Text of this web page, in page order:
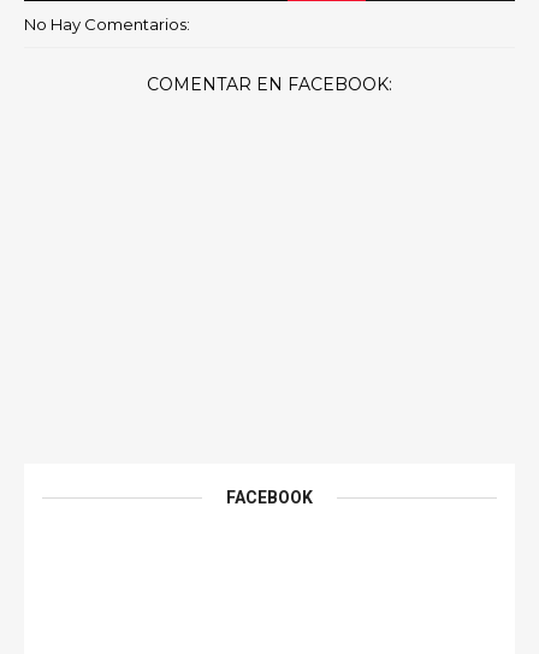
No Hay Comentarios:
COMENTAR EN FACEBOOK:
FACEBOOK